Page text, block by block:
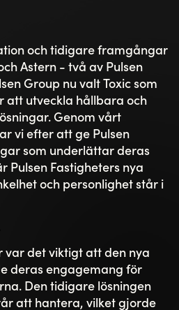
och tidigare framgångar
Astern - två av Pulsen
Group nu valt Toxic som
att utveckla hållbara och
Genom vårt
vi efter att ge Pulsen
som underlättar deras
Pulsen Fastigheters nya
och personlighet står i
var det viktigt att den nya
deras engagemang för
Den tidigare lösningen
att hantera, vilket gjorde